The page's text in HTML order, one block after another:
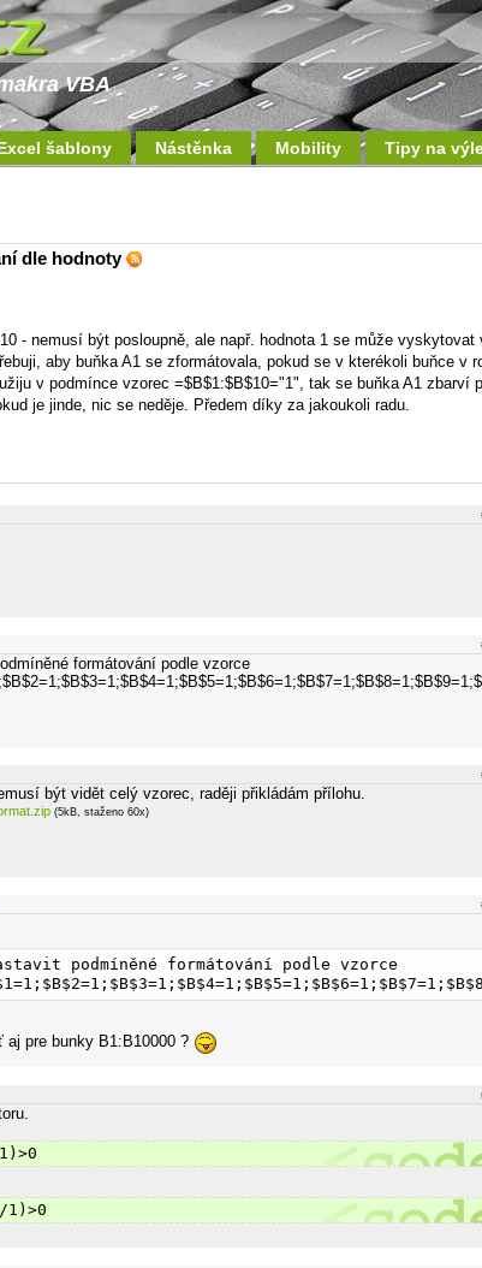
VBA
šablony Nástěnka Mobility Tipy na
dle hodnoty
- nemusí být posloupně, ale např. hodnota 1 se může vyskytovat
aby buňka A1 se zformátovala, pokud se v kterékoli buňce v
v podmínce vzorec =$B$1:$B$10="1", tak se buňka A1 zbarví
je jinde, nic se neděje. Předem díky za jakoukoli radu.
formátování podle vzorce
být vidět celý vzorec, raději přikládám přílohu.
(5kB, staženo 60x)
podmíněné formátování podle vzorce
pre bunky B1:B10000 ?
1)>0